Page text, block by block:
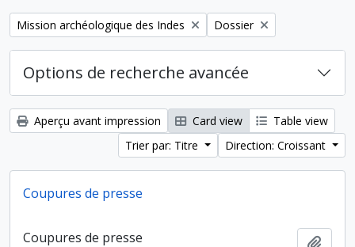
Remove filter:
Mission archéologique des Indes Remove filter:
Dossier
Options de recherche avancée
Aperçu avant impression Card view
Table view
Trier par: Titre
Direction: Croissant
Coupures de presse
Coupures de presse